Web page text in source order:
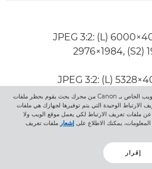
JPEG 3:2: (L)
2976×1984, (S2)
JPEG 3:2: (L)
2656×1992, (S2)
JPEG 16:9: (L)
2976×1680, (S2)
JPEG 1:1: (L)
إذا قرأت هذه الرسالة، فأنت تتصفّح موقع الويب الخاص بـ Canon من محرك بحث يقوم بحظر ملفات
الارتباط الوحيدة التي يتم توفيرها لجهازك هي ملفات
عن ملفات تعريف الارتباط لكي يعمل موقع الويب ولا
يمكنك الاطلاع على إشعار ملفات تعريف
إقرار